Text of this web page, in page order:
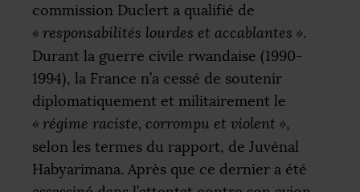
commission Duclert a qualifié de
« responsabilités lourdes et accablantes ».
Durant la guerre civile rwandaise (1990-
1994), la France n’a cessé de soutenir
diplomatiquement et militairement le
« régime raciste, corrompu et violent »,
selon les termes du rapport, de Juvénal
Habyarimana. Après que ce dernier a été